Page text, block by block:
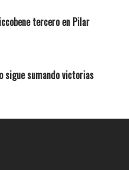
tercero en Pilar
sigue sumando victorias